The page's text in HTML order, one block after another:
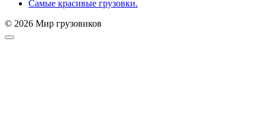
Самые красивые грузовки.
© 2026 Мир грузовиков